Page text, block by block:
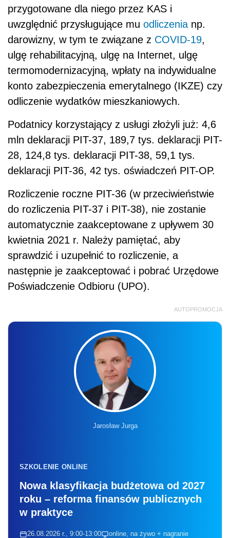
przygotowane dla niego przez KAS i
uwzględnić przysługujące mu odliczenia np.
darowizny, w tym te związane z COVID-19,
ulgę rehabilitacyjną, ulgę na Internet, ulgę
termomodernizacyjną, wpłaty na indywidualne
konto zabezpieczenia emerytalnego (IKZE) czy
odliczenie wydatków mieszkaniowych.
Podatnicy korzystający z usługi złożyli już: 4,6
mln deklaracji PIT-37, 189,7 tys. deklaracji PIT-
28, 124,8 tys. deklaracji PIT-38, 59,1 tys.
deklaracji PIT-36, 42 tys. oświadczeń PIT-OP.
Rozliczenie roczne PIT-36 (w przeciwieństwie
do rozliczenia PIT-37 i PIT-38), nie zostanie
automatycznie zaakceptowane z upływem 30
kwietnia 2021 r. Należy pamiętać, aby
sprawdzić i uzupełnić to rozliczenie, a
następnie je zaakceptować i pobrać Urzędowe
Poświadczenie Odbioru (UPO).
AUTOPROMOCJA
Jarosław Jurga
SZKOLENIE ONLINE
Nowa klasyfikacja budżetowa od 2027
roku – reforma finansów publicznych
w praktyce
26.08.2026 r., 9:00-13:00 online, na żywo + nagranie